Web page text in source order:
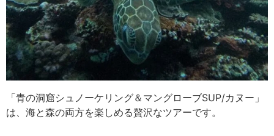
「青の洞窟シュノーケリング＆マングローブSUP/カヌー」
は、海と森の両方を楽しめる贅沢なツアーです。